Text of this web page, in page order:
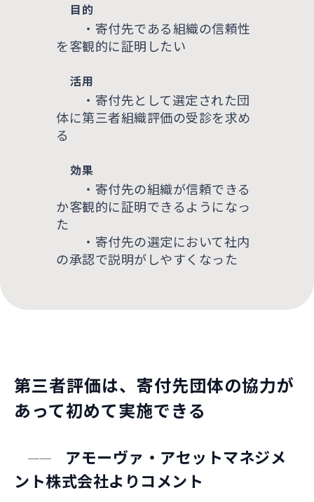
目的
・寄付先である組織の信頼性
を客観的に証明したい
活用
・寄付先として選定された団
体に第三者組織評価の受診を求め
る
効果
・寄付先の組織が信頼できる
か客観的に証明できるようになっ
た
・寄付先の選定において社内
の承認で説明がしやすくなった
第三者評価は、寄付先団体の協力が
あって初めて実施できる
──
アモーヴァ・アセットマネジメ
ント株式会社よりコメント